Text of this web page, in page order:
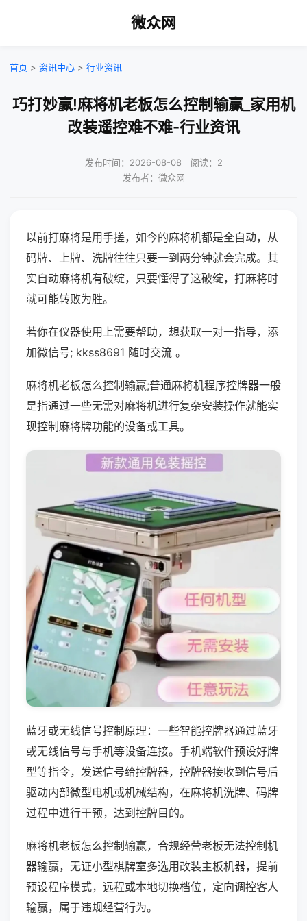
微众网
首页 > 资讯中心 > 行业资讯
巧打妙赢!麻将机老板怎么控制输赢_家用机
改装遥控难不难-行业资讯
发布时间：2026-08-08｜阅读：2
发布者：微众网
以前打麻将是用手搓，如今的麻将机都是全自动，从
码牌、上牌、洗牌往往只要一到两分钟就会完成。其
实自动麻将机有破绽，只要懂得了这破绽，打麻将时
就可能转败为胜。
若你在仪器使用上需要帮助，想获取一对一指导，添
加微信号; kkss8691 随时交流 。
麻将机老板怎么控制输赢;普通麻将机程序控牌器一般
是指通过一些无需对麻将机进行复杂安装操作就能实
现控制麻将牌功能的设备或工具。
蓝牙或无线信号控制原理：一些智能控牌器通过蓝牙
或无线信号与手机等设备连接。手机端软件预设好牌
型等指令，发送信号给控牌器，控牌器接收到信号后
驱动内部微型电机或机械结构，在麻将机洗牌、码牌
过程中进行干预，达到控牌目的。
麻将机老板怎么控制输赢，合规经营老板无法控制机
器输赢，无证小型棋牌室多选用改装主板机器，提前
预设程序模式，远程或本地切换档位，定向调控客人
输赢，属于违规经营行为。